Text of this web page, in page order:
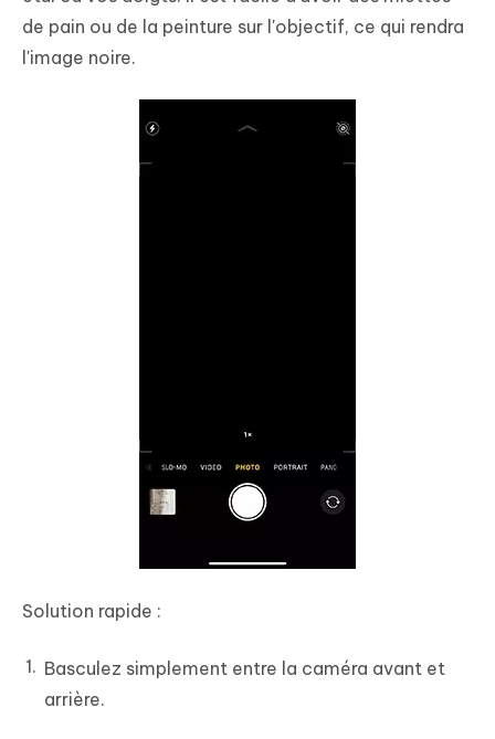
de pain ou de la peinture sur l'objectif, ce qui rendra
l'image noire.
Solution rapide :
Basculez simplement entre la caméra avant et
arrière.